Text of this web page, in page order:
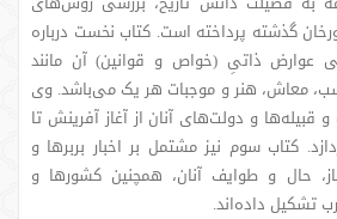
گذشته پرداخته است. کتاب نخست درباره
عوارض ذاتیِ (خواص و قوانین) آن مانند
معاش، هنر و موجبات هر یک می‌باشد. وی
قبیله‌ها و دولت‌های آنان از آغاز آفرینش تا
کتاب سوم نیز مشتمل بر اخبار بربرها و
حال و طوایف آنان، همچنین کشورها و
تشکیل داده‌اند.